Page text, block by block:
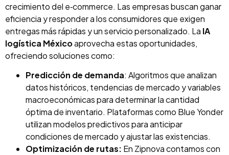
crecimiento del e‑commerce. Las empresas buscan ganar
eficiencia y responder a los consumidores que exigen
entregas más rápidas y un servicio personalizado. La IA
logística Méxicoaprovecha estas oportunidades,
ofreciendo soluciones como:
Predicción de demanda: Algoritmos que analizan
datos históricos, tendencias de mercado y variables
macroeconómicas para determinar la cantidad
óptima de inventario. Plataformas como Blue Yonder
utilizan modelos predictivos para anticipar
condiciones de mercado y ajustar las existencias.
Optimización de rutas: En Zipnova contamos con